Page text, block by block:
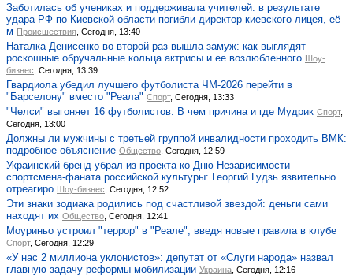
Заботилась об учениках и поддерживала учителей: в результате
удара РФ по Киевской области погибли директор киевского лицея, её
м Происшествия , Сегодня, 13:40
Наталка Денисенко во второй раз вышла замуж: как выглядят
роскошные обручальные кольца актрисы и ее возлюбленного Шоу-
бизнес , Сегодня, 13:39
Гвардиола убедил лучшего футболиста ЧМ-2026 перейти в
"Барселону" вместо "Реала" Спорт, Сегодня, 13:33
"Челси" выгоняет 16 футболистов. В чем причина и где Мудрик Спорт,
Сегодня, 13:00
Должны ли мужчины с третьей группой инвалидности проходить ВМК:
подробное объяснение Общество , Сегодня, 12:59
Украинский бренд убрал из проекта ко Дню Независимости
спортсмена-фаната российской культуры: Георгий Гудзь язвительно
отреагиро Шоу-бизнес , Сегодня, 12:52
Эти знаки зодиака родились под счастливой звездой: деньги сами
находят их Общество , Сегодня, 12:41
Моуриньо устроил "террор" в "Реале", введя новые правила в клубе
Спорт, Сегодня, 12:29
«У нас 2 миллиона уклонистов»: депутат от «Слуги народа» назвал
главную задачу реформы мобилизации Украина , Сегодня, 12:16